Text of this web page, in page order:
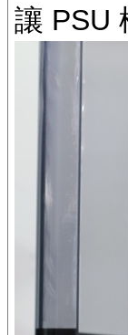
讓 PSU